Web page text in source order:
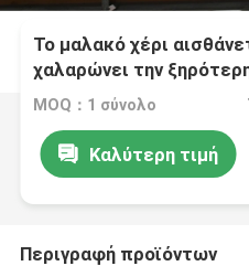
Το μαλακό χέρι
χαλαρώνει την
υφάσματος μηχανών
MOQ：1 σύνολο
Καλύτερη τιμή
Περιγραφή προϊόντων